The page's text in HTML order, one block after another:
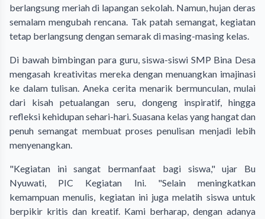
berlangsung meriah di lapangan sekolah. Namun, hujan deras
semalam mengubah rencana. Tak patah semangat, kegiatan
tetap berlangsung dengan semarak di masing-masing kelas.
Di bawah bimbingan para guru, siswa-siswi SMP Bina Desa
mengasah kreativitas mereka dengan menuangkan imajinasi
ke dalam tulisan. Aneka cerita menarik bermunculan, mulai
dari kisah petualangan seru, dongeng inspiratif, hingga
refleksi kehidupan sehari-hari. Suasana kelas yang hangat dan
penuh semangat membuat proses penulisan menjadi lebih
menyenangkan.
"Kegiatan ini sangat bermanfaat bagi siswa," ujar Bu
Nyuwati, PIC Kegiatan Ini. "Selain meningkatkan
kemampuan menulis, kegiatan ini juga melatih siswa untuk
berpikir kritis dan kreatif. Kami berharap, dengan adanya